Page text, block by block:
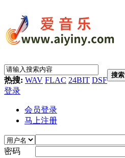
热搜: WAV FLAC 24BIT DSF
搜索
登录
会员登录
马上注册
密码